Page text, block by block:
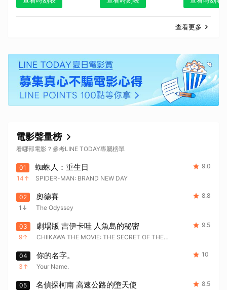
查看更多
電影聲量榜
看哪部電影？參考LINE TODAY專屬榜單
01
14
蜘蛛人：重生日
SPIDER-MAN: BRAND NEW DAY
9.0
02
1
奧德賽
The Odyssey
8.8
03
9
劇場版 吉伊卡哇 人魚島的秘密
CHIIKAWA THE MOVIE: THE SECRET OF THE
9.5
04
3
你的名字。
Your Name.
10
05
名偵探柯南 高速公路的墮天使 8.5